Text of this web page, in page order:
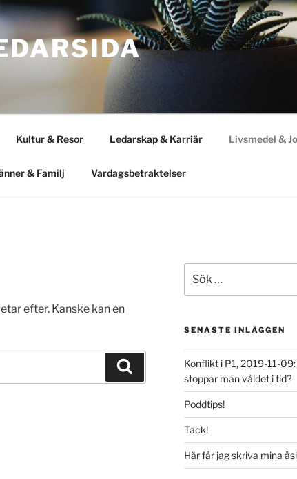
Kultur & Resor Ledarskap & Karriär Livsmedel &
& Familj Vardagsbetraktelser
efter. Kanske kan en
efter:
SENASTE INLÄGGEN
Konflikt i P1, 2019-11-
stoppar man våldet i tid?
Poddtips!
Tack!
Här får jag skriva mina